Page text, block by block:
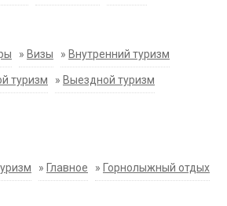
» Визы » Внутренний туризм
туризм » Выездной туризм
» Главное » Горнолыжный отдых